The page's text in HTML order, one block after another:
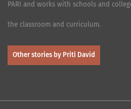
PARI and works with schools and
the classroom and curriculum.
Other stories by Priti David